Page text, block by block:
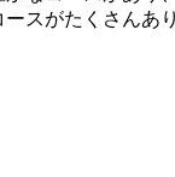
スがたくさんあり